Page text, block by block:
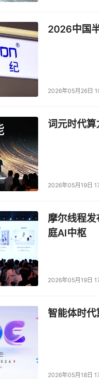
2026中国
2026年05月26日
词元时代
2026年05月19日
摩尔线程
庭AI中枢
2026年05月19日
智能体时
2026年05月18日